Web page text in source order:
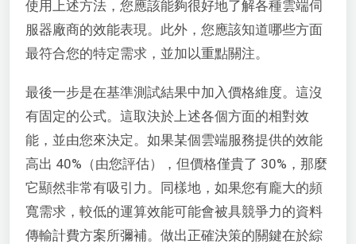
使用上述方法，您應該能夠很好地了解各種雲端伺
服器廠商的效能表現。此外，您應該知道哪些方面
最符合您的特定需求，並加以重點關注。
最後一步是在基準測試結果中加入價格維度。這沒
有固定的公式。這取決於上述各個方面的相對效
能，並由您來決定。如果某個雲端服務提供的效能
高出 40%（由您評估），但價格僅貴了 30%，那麼
它顯然非常有吸引力。同樣地，如果您有龐大的頻
寬需求，較低的運算效能可能會被具競爭力的資料
傳輸計費方案所彌補。做出正確決策的關鍵在於綜